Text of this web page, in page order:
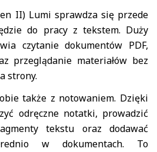
II) Lumi sprawdza się przede
do pracy z tekstem. Duży
czytanie dokumentów PDF,
przeglądanie materiałów bez
strony.
także z notowaniem. Dzięki
odręczne notatki, prowadzić
tekstu oraz dodawać
w dokumentach. To